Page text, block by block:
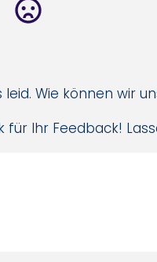
leid. Wie können wir
für Ihr Feedback!